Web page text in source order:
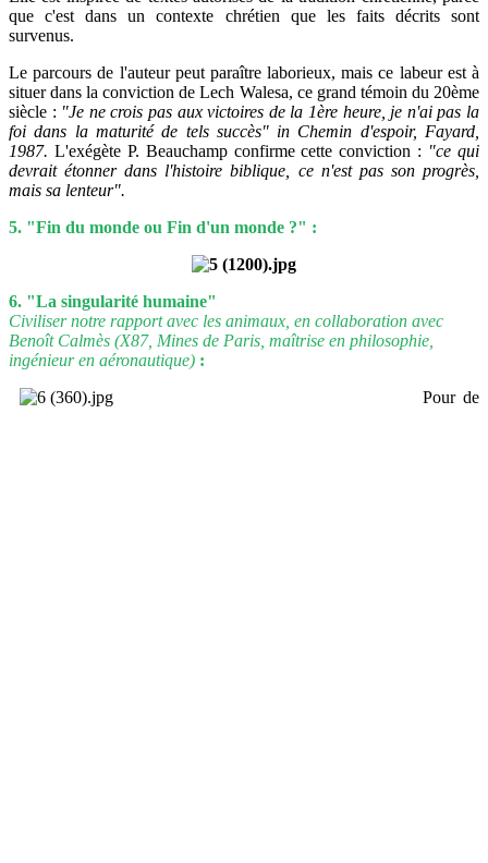
que c'est dans un contexte chrétien que les faits décrits sont
survenus.
Le parcours de l'auteur peut paraître laborieux, mais ce labeur est à
situer dans la conviction de Lech Walesa, ce grand témoin du 20ème
siècle : "Je ne crois pas aux victoires de la 1ère heure, je n'ai pas la
foi dans la maturité de tels succès" in Chemin d'espoir, Fayard,
1987. L'exégète P. Beauchamp confirme cette conviction : "ce qui
devrait étonner dans l'histoire biblique, ce n'est pas son progrès,
mais sa lenteur".
5. "Fin du monde ou Fin d'un monde ?" :
6. "La singularité humaine"
Civiliser notre rapport avec les animaux, en collaboration avec
Benoît Calmès (X87, Mines de Paris, maîtrise en philosophie,
ingénieur en aéronautique) :
Pour de